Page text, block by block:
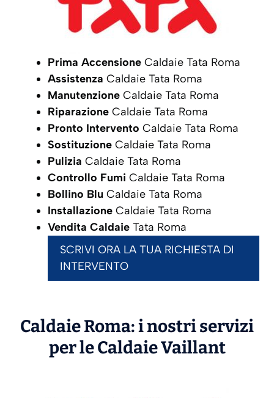
Prima Accensione Caldaie Tata Roma
Assistenza Caldaie Tata Roma
Manutenzione Caldaie Tata Roma
Riparazione Caldaie Tata Roma
Pronto Intervento Caldaie Tata Roma
Sostituzione Caldaie Tata Roma
Pulizia Caldaie Tata Roma
Controllo Fumi Caldaie Tata Roma
Bollino Blu Caldaie Tata Roma
Installazione Caldaie Tata Roma
Vendita Caldaie Tata Roma
SCRIVI ORA LA TUA RICHIESTA DI
INTERVENTO
Caldaie Roma: i nostri servizi
per le CaldaieVaillant